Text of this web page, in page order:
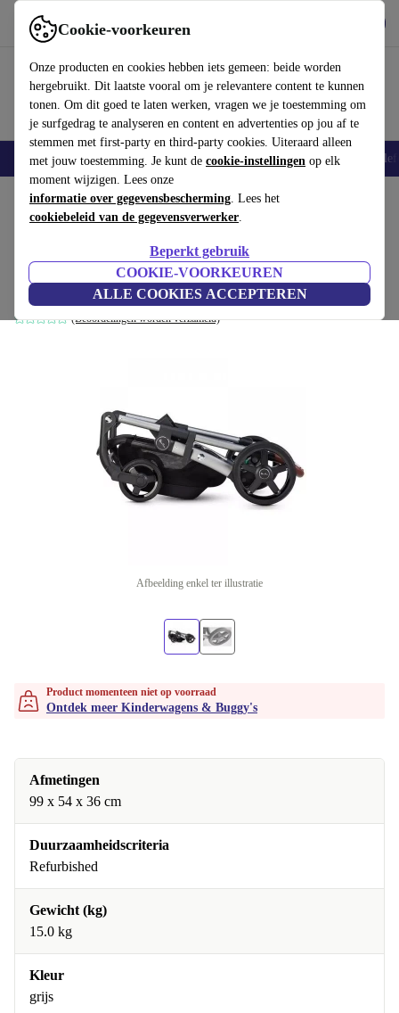
Cookie-voorkeuren
Onze producten en cookies hebben iets gemeen: beide worden
hergebruikt. Dit laatste vooral om je relevantere content te kunnen
tonen. Om dit goed te laten werken, vragen we je toestemming om
je surfgedrag te analyseren en content en advertenties op jou af te
stemmen met first-party en third-party cookies. Uiteraard alleen
met jouw toestemming. Je kunt de cookie-instellingen op elk
moment wijzigen. Lees onze
informatie over gegevensbescherming. Lees het
cookiebeleid van de gegevensverwerker.
Beperkt gebruik
COOKIE-VOORKEUREN
ALLE COOKIES ACCEPTEREN
Gebruik refurbed snel en eenvoudig
Smartphones Laptops Tablets Smartwatches Accessoires
Home Baby & kinderen Kinderwagens & Buggy's
Silver kruis Wave combinatie
kinderwagen frame
grijs
(Beoordelingen worden verzameld)
Afbeelding enkel ter illustratie
Product momenteen niet op voorraad
Ontdek meer Kinderwagens & Buggy's
Afmetingen
99 x 54 x 36 cm
Duurzaamheidscriteria
Refurbished
Gewicht (kg)
15.0 kg
Kleur
grijs